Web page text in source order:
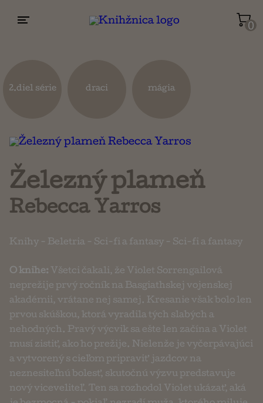
0
2.diel série draci mágia
Železný plameň
Rebecca Yarros
Knihy - Beletria - Sci-fi a fantasy - Sci-fi a fantasy
O knihe: Všetci čakali, že Violet Sorrengailová
neprežije prvý ročník na Basgiathskej vojenskej
akadémii, vrátane nej samej. Kresanie však bolo len
prvou skúškou, ktorá vyradila tých slabých a
nehodných. Pravý výcvik sa ešte len začína a Violet
musí zistiť, ako ho prežije. Nielenže je vyčerpávajúci
a vytvorený s cieľom pripraviť jazdcov na
neznesiteľnú bolesť, skutočnú výzvu predstavuje
nový viceveliteľ. Ten sa rozhodol Violet ukázať, aká